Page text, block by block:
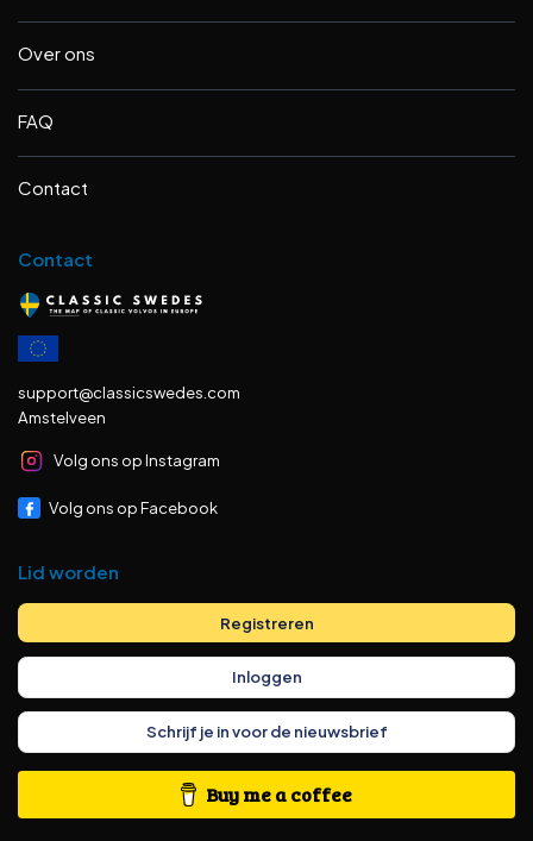
Over ons
FAQ
Contact
Contact
support@classicswedes.com
Amstelveen
Volg ons op Instagram
Volg ons op Facebook
Lid worden
Registreren
Inloggen
Schrijf je in voor de nieuwsbrief
Buy me a coffee